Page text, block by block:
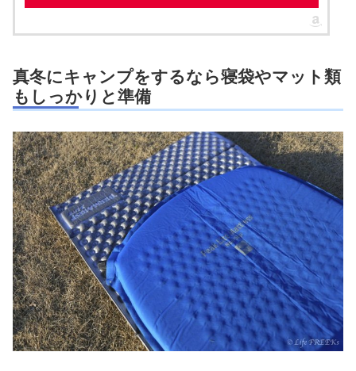
真冬にキャンプをするなら寝袋やマット類
もしっかりと準備